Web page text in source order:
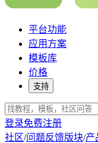
平台功能
应用方案
模板库
价格
支持
登录免费注册
社区/问题反馈版块/产